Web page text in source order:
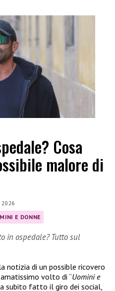
Cosa
malore di
2026
E DONNE
in ospedale? Tutto sul
notizia di un possible ricovero
amatissimo volto di “Uomini e
subito fatto il giro dei social,